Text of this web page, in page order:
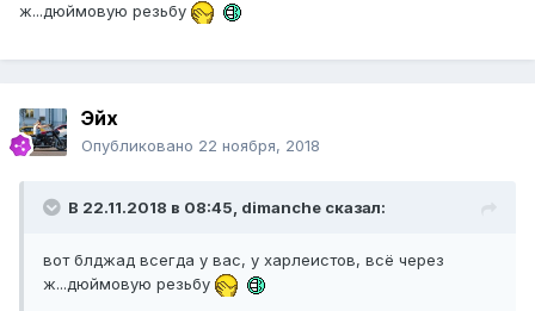
ж...дюймовую резьбу
Эйх
Опубликовано 22 ноября, 2018
В 22.11.2018 в 08:45, dimanche сказал:
вот блджад всегда у вас, у харлеистов, всё через
ж...дюймовую резьбу